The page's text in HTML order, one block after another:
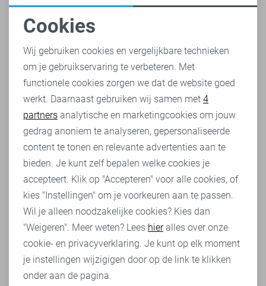
Noodzakelijke cookies
Personalisatie cookies
Analytische cookies
Marketing cookies
Cookies
Wij gebruiken cookies en vergelijkbare technieken
om je gebruikservaring te verbeteren. Met
functionele cookies zorgen we dat de website goed
werkt. Daarnaast gebruiken wij samen met 4
partners analytische en marketingcookies om jouw
gedrag anoniem te analyseren, gepersonaliseerde
content te tonen en relevante advertenties aan te
bieden. Je kunt zelf bepalen welke cookies je
accepteert. Klik op "Accepteren" voor alle cookies, of
kies "Instellingen" om je voorkeuren aan te passen.
Wil je alleen noodzakelijke cookies? Kies dan
"Weigeren". Meer weten? Lees hieralles over onze
cookie- en privacyverklaring. Je kunt op elk moment
je instellingen wijzigigen door op de link te klikken
onder aan de pagina.